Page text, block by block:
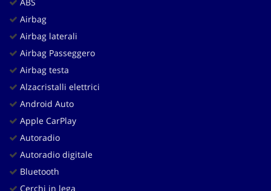
Airbag
Airbag laterali
Airbag Passeggero
Airbag testa
Alzacristalli elettrici
Android Auto
Apple CarPlay
Autoradio
Autoradio digitale
Bluetooth
Cerchi in lega